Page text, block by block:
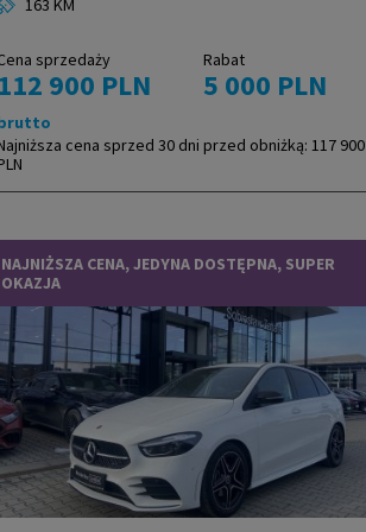
163 KM
sprzedaży
900 PLN
Rabat
5 000 PLN
cena sprzed 30 dni przed obniżką: 117 900
NAJNIŻSZA CENA, JEDYNA DOSTĘPNA, SUPER
OKAZJA